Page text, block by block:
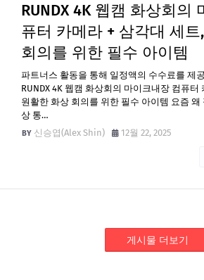
RUNDX 4K 웹캠 화상회의
퓨터 카메라 + 삼각대 세
회의를 위한 필수 아이템
파트너스 활동을 통해 일정액의 수수료를 제
RUNDX 4K 웹캠 화상회의 마이크내장 컴퓨터
원활한 화상 회의를 위한 필수 아이템 요즘 왜
상 통…
신승엽(Alex Shin)
12월 22, 2025
게시물 더보기